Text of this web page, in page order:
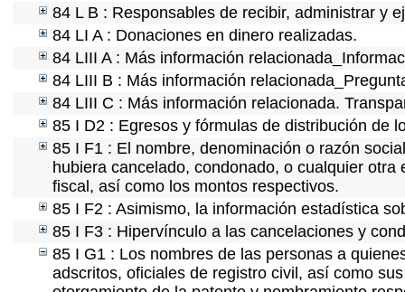
84 L B : Responsables de recibir, administrar y
84 LI A : Donaciones en dinero realizadas.
84 LIII A : Más información
84 LIII B : Más información
84 LIII C : Más información relacionada.
85 I D2 : Egresos y fórmulas de distribución de
85 I F1 : El nombre, denominación o razón
hubiera cancelado, condonado, o cualquier
fiscal, así como los montos respectivos.
85 I F2 : Asimismo, la información estadística
85 I F3 : Hipervínculo a las cancelaciones y
85 I G1 : Los nombres de las personas a
adscritos, oficiales de registro civil, así como